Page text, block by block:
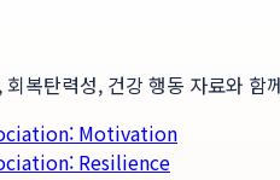
복탄력성, 건강 행동 자료와 함
Motivation
Resilience